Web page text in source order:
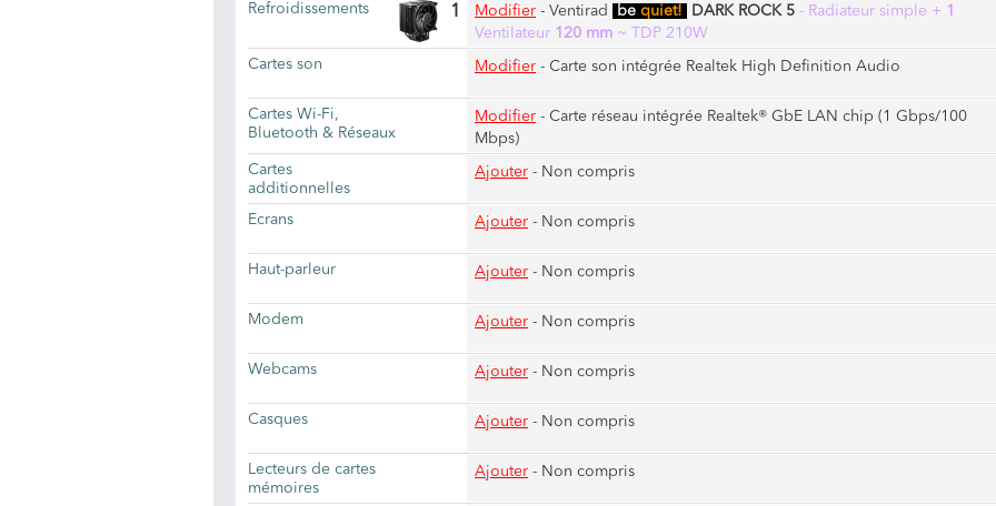
Refroidissements 1 Modifier - Ventirad be quiet! DARK ROCK 5 - Radiateur simple + 1
Ventilateur 120 mm ~ TDP 210W
Cartes son
Modifier - Carte son intégrée Realtek High Definition Audio
Cartes Wi-Fi,
Bluetooth & Réseaux
Modifier - Carte réseau intégrée Realtek® GbE LAN chip (1 Gbps/100
Mbps)
Cartes
additionnelles
Ajouter - Non compris
Ecrans Ajouter - Non compris
Haut-parleur Ajouter - Non compris
Modem Ajouter - Non compris
Webcams Ajouter - Non compris
Casques Ajouter - Non compris
Lecteurs de cartes
mémoires
Ajouter - Non compris